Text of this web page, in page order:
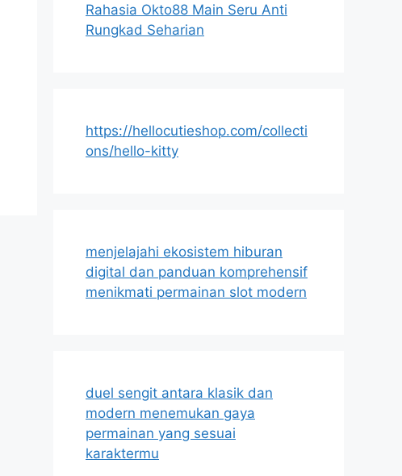
Rahasia Okto88 Main Seru Anti
Rungkad Seharian
https://hellocutieshop.com/collecti
ons/hello-kitty
menjelajahi ekosistem hiburan
digital dan panduan komprehensif
menikmati permainan slot modern
duel sengit antara klasik dan
modern menemukan gaya
permainan yang sesuai
karaktermu